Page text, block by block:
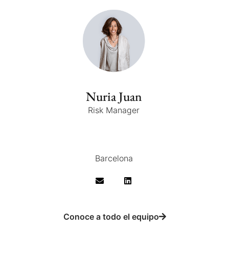
Nuria Juan
Risk Manager
Barcelona
Conoce a todo el equipo